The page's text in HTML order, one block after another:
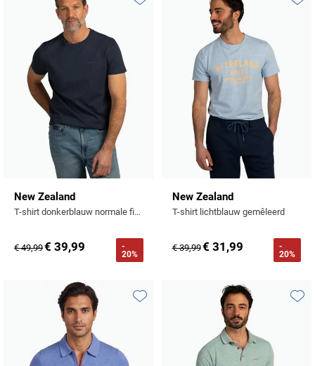
New Zealand
T-shirt donkerblauw normale fit ronde hals gemeleerd
€ 49,99€ 39,99
-
20%
Toevoegen aan favorieten
New Zealand
T-shirt lichtblauw gemêleerd
€ 39,99€ 31,99
-
20%
Toevoegen aan favorieten